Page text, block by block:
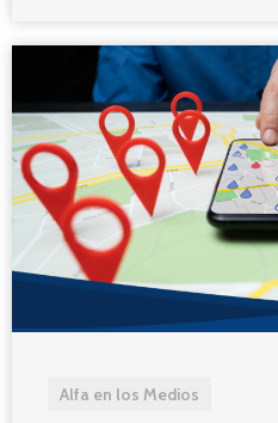
Alfa en los Medios